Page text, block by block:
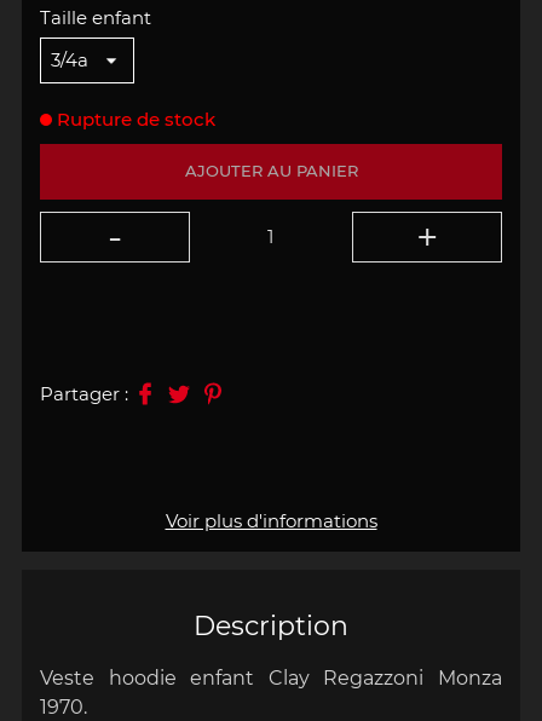
Description
Veste hoodie enfant Clay Regazzoni Monza
1970.
Voir plus d'informations
Taille enfant
AJOUTER AU PANIER
Rupture de stock
Partager :